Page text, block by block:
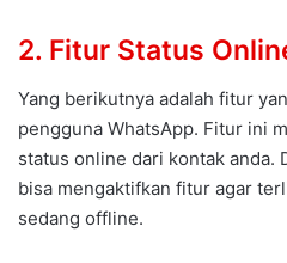
2. Fitur Status
Yang berikutnya adalah fitur
pengguna WhatsApp. Fitur ini
status online dari kontak anda.
bisa mengaktifkan fitur agar
sedang offline.